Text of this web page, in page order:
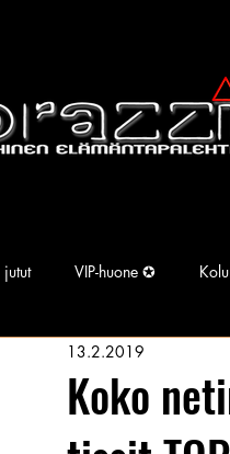
VIP-huone ✪
Supermallimainen pimu
Kansallisarkisto Aina
Koko
13.2.2019